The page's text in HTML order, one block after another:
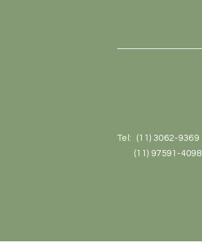
Tel: (11) 3062-9369
(11) 97591-4098